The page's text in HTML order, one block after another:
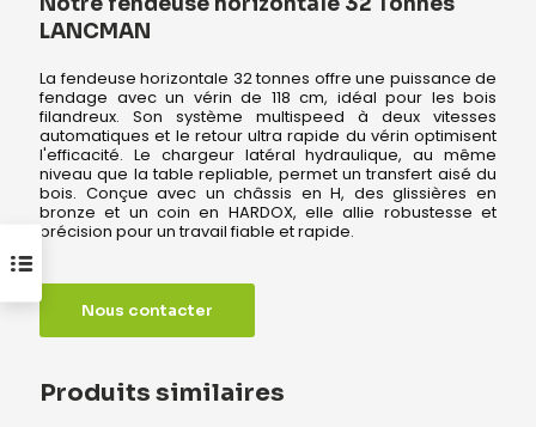
LANCMAN
La fendeuse horizontale 32 tonnes offre une puissance de
fendage avec un vérin de 118 cm, idéal pour les bois
filandreux. Son système multispeed à deux vitesses
automatiques et le retour ultra rapide du vérin optimisent
l'efficacité. Le chargeur latéral hydraulique, au même
niveau que la table repliable, permet un transfert aisé du
bois. Conçue avec un châssis en H, des glissières en
bronze et un coin en HARDOX, elle allie robustesse et
précision pour un travail fiable et rapide.
Nous contacter
Produits similaires